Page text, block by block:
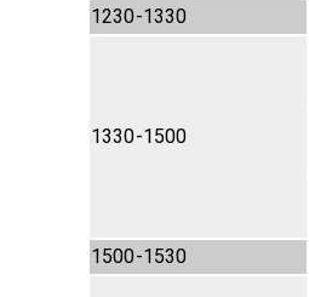
1230-1330
1330-1500
1500-1530